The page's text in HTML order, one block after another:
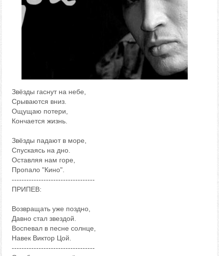
Звёзды гаснут на небе,
Срываются вниз.
Ощущаю потери,
Кончается жизнь.
Звёзды падают в море,
Спускаясь на дно.
Оставляя нам горе,
Пропало "Кино".
----------------------------------
ПРИПЕВ:
Возвращать уже поздно,
Давно стал звездой.
Воспевал в песне солнце,
Навек Виктор Цой.
----------------------------------